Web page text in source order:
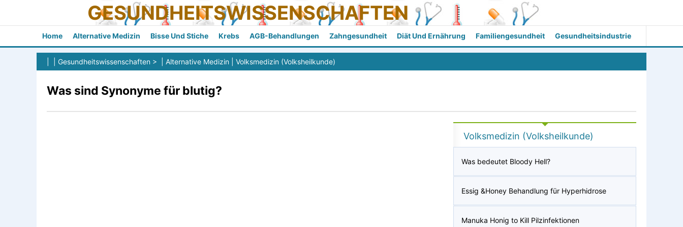
GESUNDHEITSWISSENSCHAFTEN
Home Alternative Medizin Bisse Und Stiche Krebs AGB-Behandlungen Zahngesundheit Diät Und Ernährung Familiengesundheit Gesundheitsindustrie
Gesundheitswissenschaften > | Alternative Medizin Volksmedizin (Volksheilkunde)
Was sind Synonyme für blutig?
Volksmedizin (Volksheilkunde)
Was bedeutet Bloody Hell?
Essig &Honey Behandlung für Hyperhidrose
Manuka Honig to Kill Pilzinfektionen